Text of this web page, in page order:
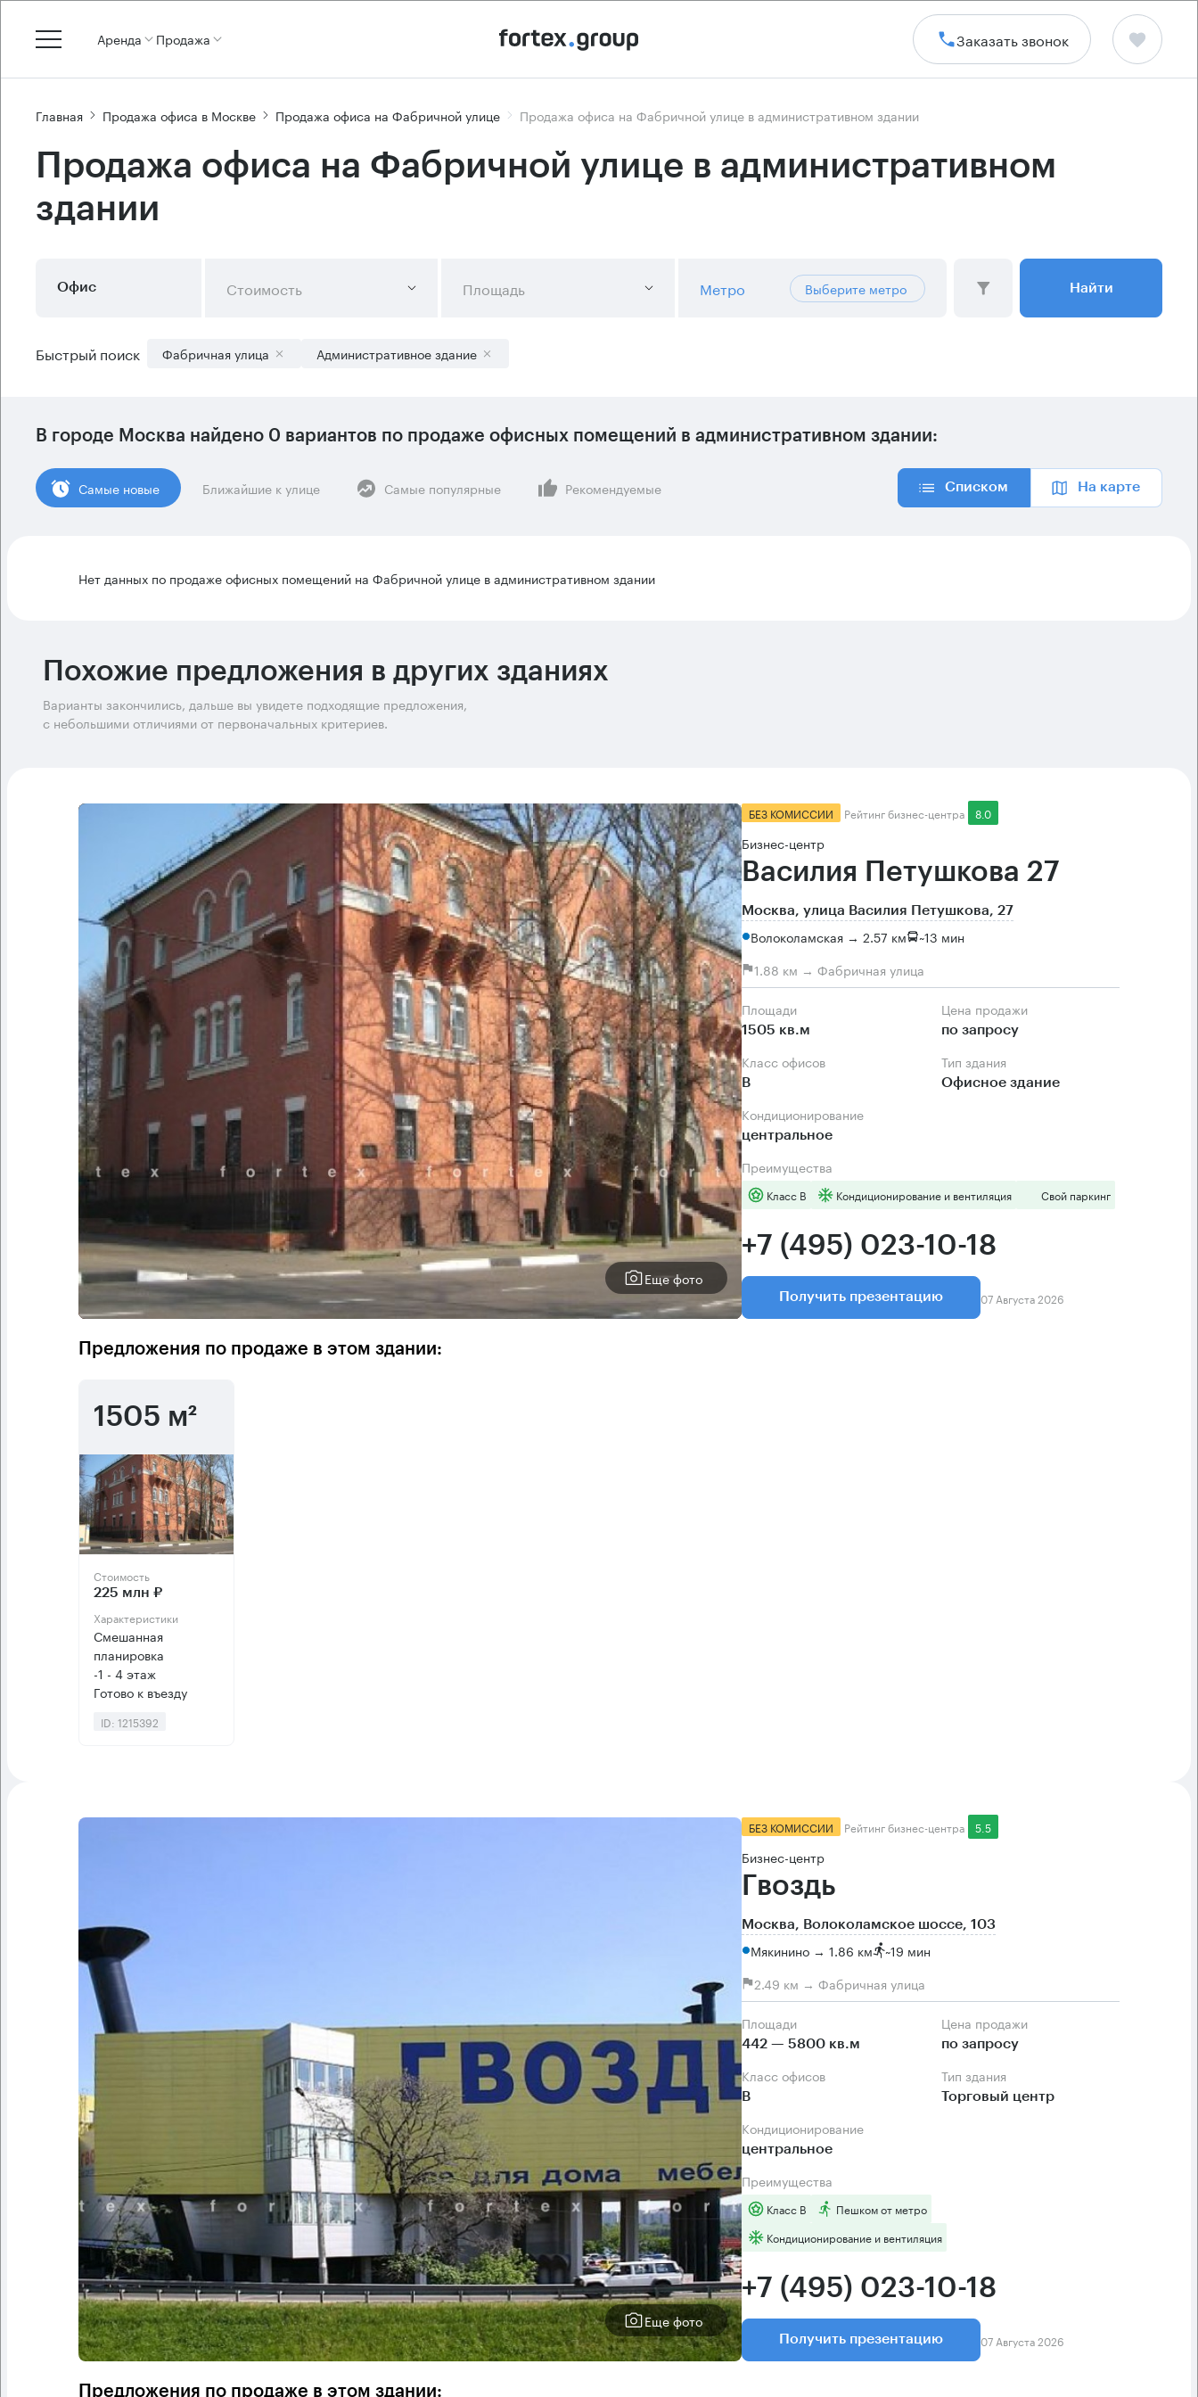
Аренда Продажа Заказать звонок
Главная Продажа офиса в Москве Продажа офиса на Фабричной улице Продажа офиса на Фабричной улице в административном здании
Продажа офиса на Фабричной улице в административном
здании
Офис Стоимость Площадь Метро Выберите метро Найти
Быстрый поиск Фабричная улица Административное здание
В городе Москва найдено 0 вариантов по продаже офисных помещений в административном здании:
Cамые новые Ближайшие к улице Самые популярные Рекомендуемые Списком На карте
Нет данных по продаже офисных помещений на Фабричной улице в административном здании
Похожие предложения в других зданиях
Варианты закончились, дальше вы увидете подходящие предложения,
с небольшими отличиями от первоначальных критериев.
Еще фото
БЕЗ КОМИССИИ Рейтинг бизнес-центра 8.0
Бизнес-центр
Василия Петушкова 27
Москва, улица Василия Петушкова, 27
Волоколамская → 2.57 км ~13 мин
1.88 км → Фабричная улица
Площади
1505 кв.м
Цена продажи
по запросу
Класс офисов
B
Тип здания
Офисное здание
Кондиционирование
центральное
Преимущества
Класс B Кондиционирование и вентиляция Свой паркинг
+7 (495) 023-10-18
Получить презентацию 07 Августа 2026
Предложения по продаже в этом здании:
1505 м²
Стоимость
225 млн ₽
Характеристики
Смешанная
планировка
-1 - 4 этаж
Готово к въезду
ID: 1215392
Еще фото
БЕЗ КОМИССИИ Рейтинг бизнес-центра 5.5
Бизнес-центр
Гвоздь
Москва, Волоколамское шоссе, 103
Мякинино → 1.86 км ~19 мин
2.49 км → Фабричная улица
Площади
442 — 5800 кв.м
Цена продажи
по запросу
Класс офисов
B
Тип здания
Торговый центр
Кондиционирование
центральное
Преимущества
Класс B
Пешком от метро
Кондиционирование и вентиляция
+7 (495) 023-10-18
Получить презентацию 07 Августа 2026
Предложения по продаже в этом здании: